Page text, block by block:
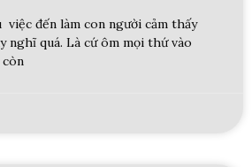
việc đến làm con người cảm thấy
nghĩ quá. Là cứ ôm mọi thứ vào
còn